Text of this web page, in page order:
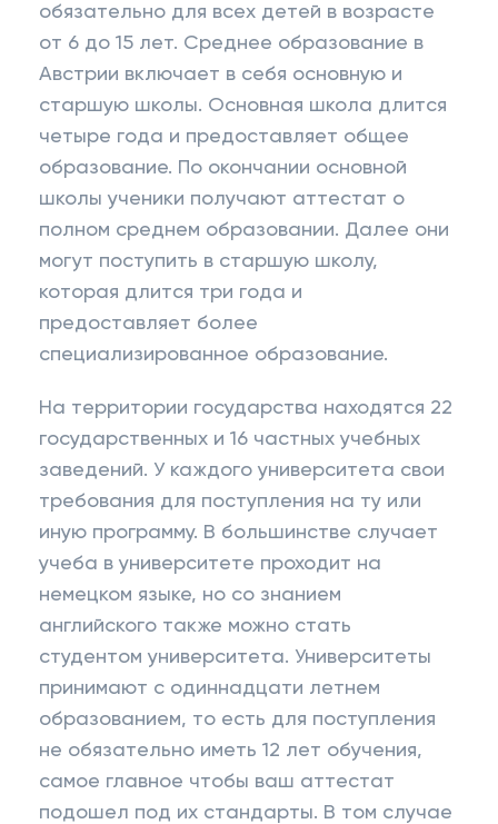
обязательно для всех детей в возрасте
от 6 до 15 лет. Среднее образование в
Австрии включает в себя основную и
старшую школы. Основная школа длится
четыре года и предоставляет общее
образование. По окончании основной
школы ученики получают аттестат о
полном среднем образовании. Далее они
могут поступить в старшую школу,
которая длится три года и
предоставляет более
специализированное образование.
На территории государства находятся 22
государственных и 16 частных учебных
заведений. У каждого университета свои
требования для поступления на ту или
иную программу. В большинстве случает
учеба в университете проходит на
немецком языке, но со знанием
английского также можно стать
студентом университета. Университеты
принимают с одиннадцати летнем
образованием, то есть для поступления
не обязательно иметь 12 лет обучения,
самое главное чтобы ваш аттестат
подошел под их стандарты. В том случае